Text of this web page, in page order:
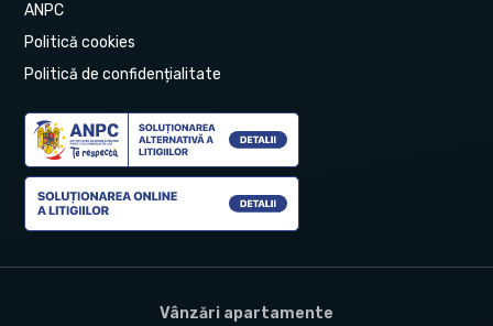
ANPC
Politică cookies
Politică de confidențialitate
Vânzări apartamente